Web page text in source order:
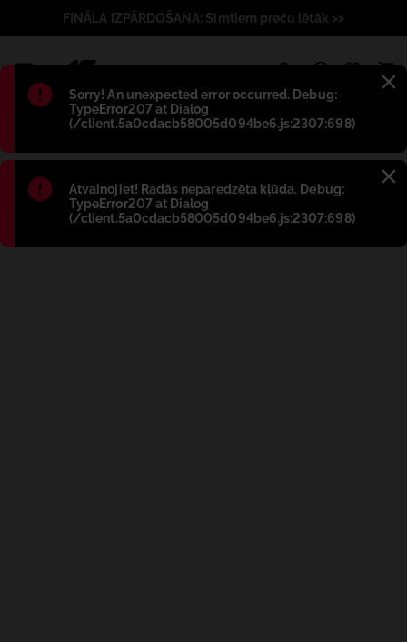
Błąd:
Sorry! An unexpected error occurred. Debug:
TypeError207 at Dialog
(/client.5a0cdacb58005d094be6.js:2307:698)
Błąd:
Atvainojiet! Radās neparedzēta kļūda. Debug:
TypeError207 at Dialog
(/client.5a0cdacb58005d094be6.js:2307:698)
FINĀLA IZPĀRDOŠANA: Simtiem preču lētāk >>